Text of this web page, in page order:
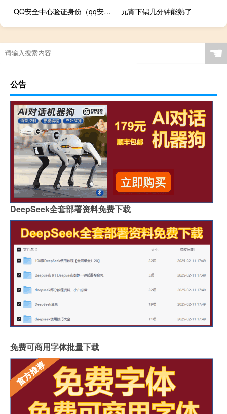
QQ安全中心验证身份（qq安全中心确认） 元宵下锅几分钟能熟了
☚
公告
DeepSeek全套部署资料免费下载
免费可商用字体批量下载